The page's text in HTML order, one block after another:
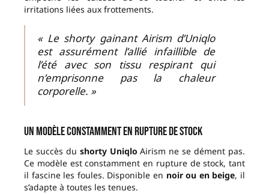
irritations liées aux frottements.
« Le shorty gainant Airism d’Uniqlo
est assurément l’allié infaillible de
l’été avec son tissu respirant qui
n’emprisonne pas la chaleur
corporelle. »
Un modèle constamment en rupture de stock
Le succès du shorty Uniqlo Airism ne se dément pas.
Ce modèle est constamment en rupture de stock, tant
il fascine les foules. Disponible en noir ou en beige, il
s’adapte à toutes les tenues.